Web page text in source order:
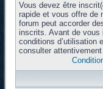
Vous devez être
rapide et vous offre de
forum peut accorder
inscrits. Avant de vous
conditions d’utilisation
consulter